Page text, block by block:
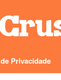
Privacidade